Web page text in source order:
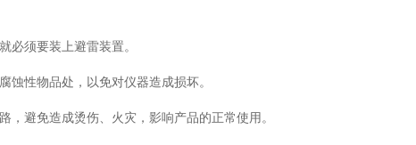
必须要装上避雷装置。
蚀性物品处，以免对仪器造成损坏。
，避免造成烫伤、火灾，影响产品的正常使用。